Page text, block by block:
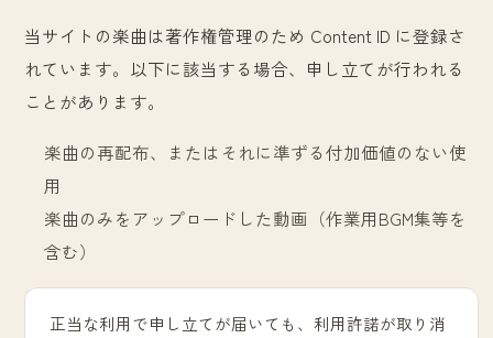
当サイトの楽曲は著作権管理のため Content ID に登録さ
れています。以下に該当する場合、申し立てが行われる
ことがあります。
楽曲の再配布、またはそれに準ずる付加価値のない使
用
楽曲のみをアップロードした動画（作業用BGM集等を
含む）
正当な利用で申し立てが届いても、利用許諾が取り消